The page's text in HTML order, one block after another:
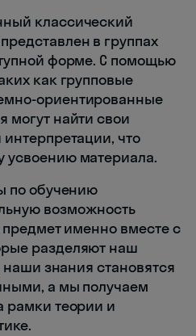
классический
в группах
форме. С помощью
как групповые
ориентированные
могут найти свои
что
усвоению материала.
по обучению
возможность
предмет именно вместе с
разделяют наш
наши знания становятся
а мы получаем
рамки теории и